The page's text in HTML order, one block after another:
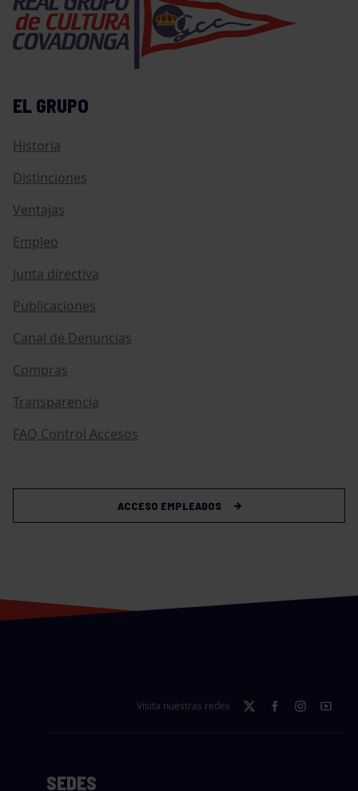
EL GRUPO
Historia
Distinciones
Ventajas
Empleo
Junta directiva
Publicaciones
Canal de Denuncias
Compras
Transparencia
FAQ Control Accesos
ACCESO EMPLEADOS
Visita nuestras redes
SEDES